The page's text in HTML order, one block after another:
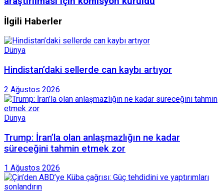
İlgili Haberler
Dünya
Hindistan’daki sellerde can kaybı artıyor
2 Ağustos 2026
Dünya
Trump: İran’la olan anlaşmazlığın ne kadar
süreceğini tahmin etmek zor
1 Ağustos 2026